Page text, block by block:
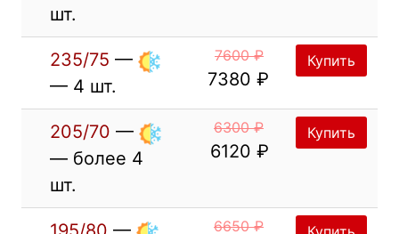
шт.
235/75 —
— 4 шт.
7600 ₽
7380 ₽
Купить
205/70 —
— более 4
шт.
6300 ₽
6120 ₽
Купить
6650 ₽